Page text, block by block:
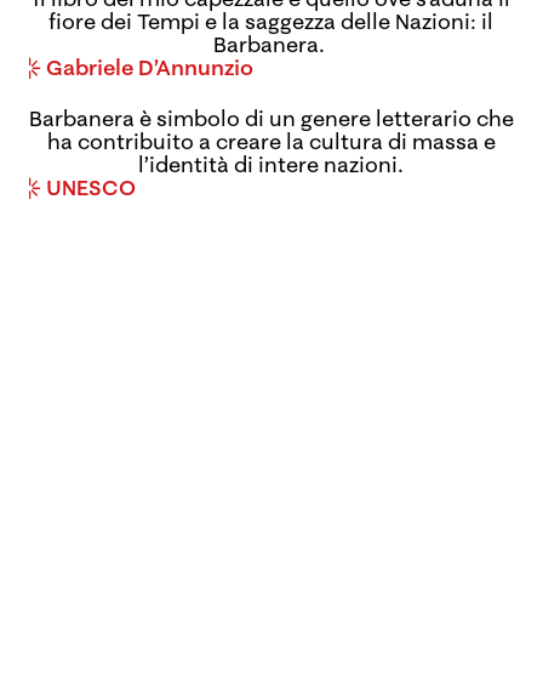
fiore dei Tempi e la saggezza delle Nazioni: il
Barbanera.
Gabriele D’Annunzio
Barbanera è simbolo di un genere letterario che
ha contribuito a creare la cultura di massa e
l’identità di intere nazioni.
UNESCO